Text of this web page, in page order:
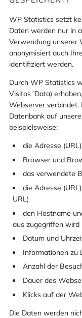
WP Statistics setzt
Daten werden nur in
Verwendung unserer
anonymisiert auch
identifiziert werden.
Durch WP Statistics
Visitos´Data)
Webserver verbindet.
Datenbank auf
beispielsweise:
die Adresse
Browser und
das verwendete
die Adresse
URL)
den Hostname
aus zugegriffen wird
Datum und
Informationen zu
Anzahl der
Dauer des
Klicks auf der
Die Daten werden